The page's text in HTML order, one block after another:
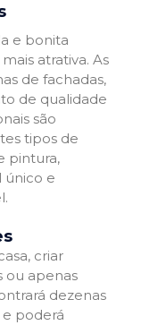
e bonita
atrativa. As
de fachadas,
de qualidade
são
tipos de
pintura,
único e
criar
ou apenas
dezenas
poderá